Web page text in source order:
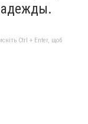
Ctrl + Enter, щоб